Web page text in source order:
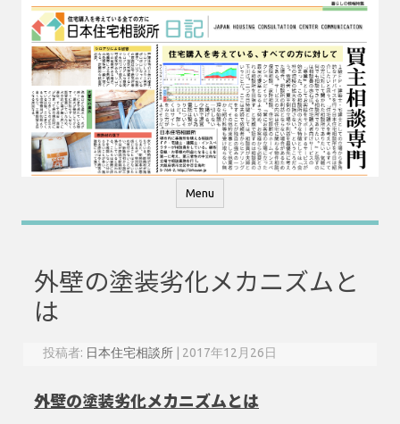
コ
テ
ン
ツ
へ
ス
キ
ッ
プ
Menu
外壁の塗装劣化メカニズムと
は
投稿者: 日本住宅相談所 2017年12月26日
外壁の塗装劣化メカニズムとは